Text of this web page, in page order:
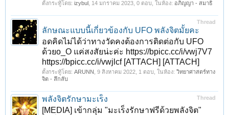
ตั้งกระทู้โดย: izybul 14 มกราคม 2023 , 0 ตอบ, ในห้อง: อภิญญา - สมาธิ
Thread
ลักษณะแบบนี้เกี่ยวข้องกับ UFO พลังจิตมั้ยคะ
อดคิดไม่ได้ว่าทางวัดคงต้องการติดต่อกับ UFO
ด้วยo_O แค่สงสัยน่ะค่ะ https://bpicc.cc/i/vwj7V7
https://bpicc.cc/i/vwjlcf [ATTACH] [ATTACH]
ตั้งกระทู้โดย: ARUNN 9 สิงหาคม 2022 , 1 ตอบ, ในห้อง: วิทยาศาสตร์ทาง
จิต - ลึกลับ
Thread
พลังจิตรักษามะเร็ง
[MEDIA] เข้ากลุ่ม "มะเร็งรักษาฟรีด้วยพลังจิต"